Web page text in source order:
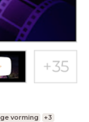
vorming
+3